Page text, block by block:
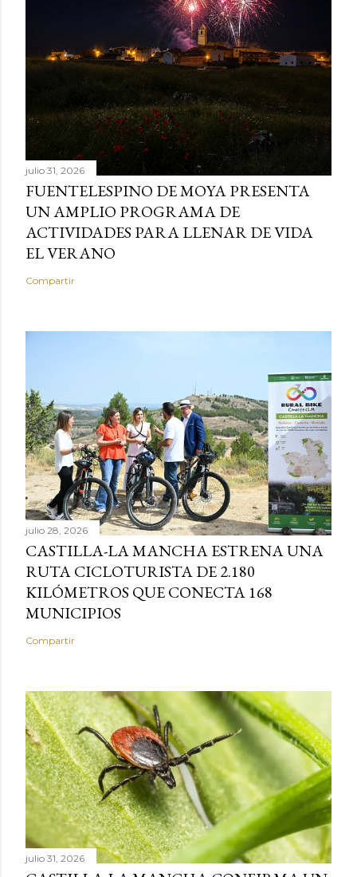
julio 31, 2026
FUENTELESPINO DE MOYA PRESENTA
UN AMPLIO PROGRAMA DE
ACTIVIDADES PARA LLENAR DE VIDA
EL VERANO
Compartir
julio 28, 2026
CASTILLA-LA MANCHA ESTRENA UNA
RUTA CICLOTURISTA DE 2.180
KILÓMETROS QUE CONECTA 168
MUNICIPIOS
Compartir
julio 31, 2026